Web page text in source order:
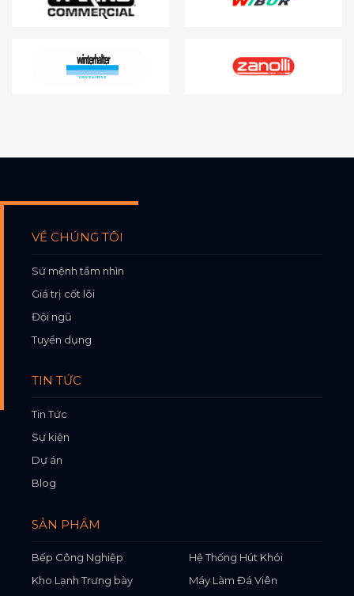
VỀ CHÚNG TÔI
Sứ mệnh tầm nhìn
Giá trị cốt lõi
Đội ngũ
Tuyển dụng
TIN TỨC
Tin Tức
Sự kiện
Dự án
Blog
SẢN PHẨM
Bếp Công Nghiệp
Hệ Thống Hút Khói
Kho Lạnh Trưng bày
Máy Làm Đá Viên